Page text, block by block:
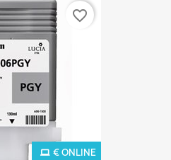
€ ONLINE
favorite_border